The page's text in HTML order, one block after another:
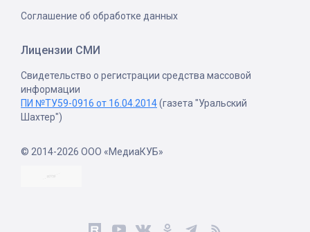
Соглашение об обработке данных
Лицензии СМИ
Свидетельство о регистрации средства массовой
информации
ПИ №ТУ59-0916 от 16.04.2014(газета "Уральский
Шахтер")
© 2014-2026 ООО «МедиаКУБ»